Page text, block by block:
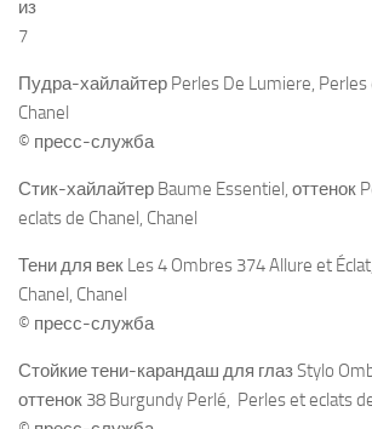
из
7
Пудра-хайлайтер Perles De Lumiere, Perles
Chanel
© пресс-служба
Стик-хайлайтер Baume Essentiel, оттенок
eclats de Chanel, Chanel
Тени для век Les 4 Ombres 374 Allure et
Chanel, Chanel
© пресс-служба
Стойкие тени-карандаш для глаз Stylo
оттенок 38 Burgundy Perlé, Perles et eclats